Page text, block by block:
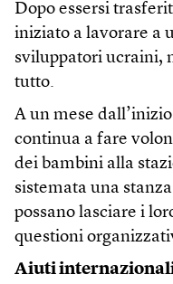
Dopo essersi
iniziato a lavorare a
sviluppatori ucraini,
tutto.
A un mese
continua a fare
dei bambini alla
sistemata una
possano lasciare i
questioni
Aiuti